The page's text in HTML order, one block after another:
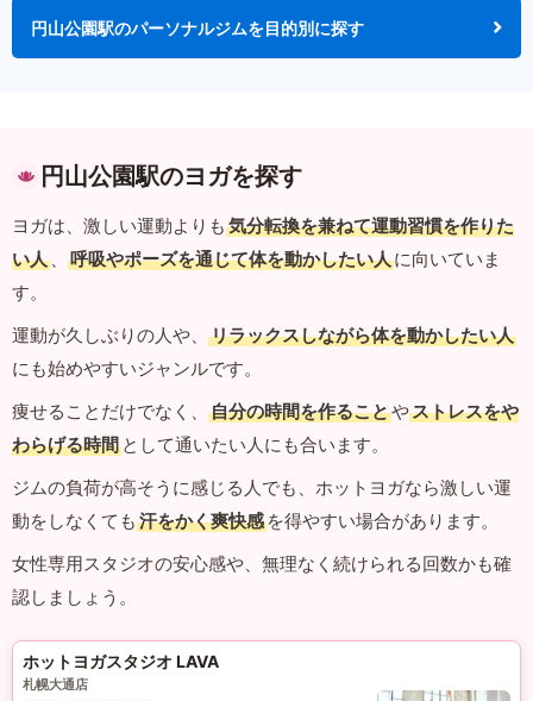
円山公園駅のパーソナルジムを目的別に探す
円山公園駅のヨガを探す
ヨガは、激しい運動よりも 気分転換を兼ねて運動習慣を作りた
い人 、 呼吸やポーズを通じて体を動かしたい人に向いていま
す。
運動が久しぶりの人や、
リラックスしながら体を動かしたい人
にも始めやすいジャンルです。
痩せることだけでなく、
自分の時間を作ることやストレスをや
わらげる時間 として通いたい人にも合います。
ジムの負荷が高そうに感じる人でも、ホットヨガなら激しい運
動をしなくても 汗をかく爽快感 を得やすい場合があります。
女性専用スタジオの安心感や、無理なく続けられる回数かも確
認しましょう。
ホットヨガスタジオ LAVA
札幌大通店